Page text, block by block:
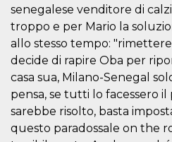
senegalese venditore di
troppo e per Mario la
allo stesso tempo: "rimettere
decide di rapire Oba per
casa sua, Milano-Senegal
pensa, se tutti lo facessero
sarebbe risolto, basta
questo paradossale on the
Storage declaration
Nome
Storage
type
fbssls_314278995690155
Session
wpEmojiSettingsSupports
cn_uc__
Local